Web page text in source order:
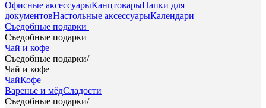
Офисные аксессуарыКанцтоварыПапки для
документовНастольные аксессуарыКалендари
Съедобные подарки
Съедобные подарки
Чай и кофе
Съедобные подарки/
Чай и кофе
ЧайКофе
Варенье и мёдСладости
Съедобные подарки/